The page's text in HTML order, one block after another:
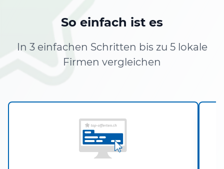
So einfach ist es
In 3 einfachen Schritten bis zu 5 lokale
Firmen vergleichen